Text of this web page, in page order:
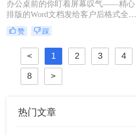
PDF的有效方法，帮助您节省时间，
提高工作效率。
办公桌前的你盯着屏幕叹气——精心
排版的Word文档发给客户后格式全
乱。此时才明白，PDF才是文档世界
的“通用语言”。那么word怎么转pdf
呢？本文将全面解析7种word转pdf的
高效方法，涵盖日常办公到批量处理
场景，助你彻底解决文档转换难题。
赞 踩
< 1 2 3 4
8 >
热门文章